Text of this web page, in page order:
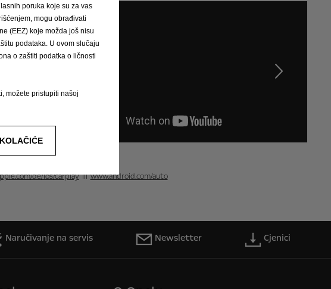
de/ios/carplayiliwww.android.com/auto
Naručivanje na servis Newsletter Cjenici
poruka koje su za vas
mogu obrađivati
(EEZ) koje možda još nisu
podataka. U ovom slučaju
o zaštiti podatka o ličnosti
možete pristupiti našoj